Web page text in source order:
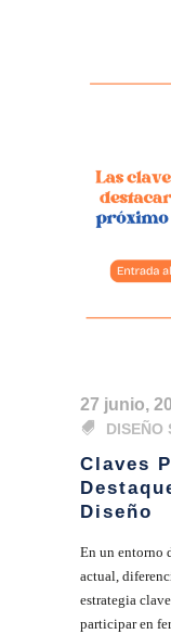
27 junio,
DISEÑO
Claves
Diseño
En un entorno
actual,
estrategia
participar en